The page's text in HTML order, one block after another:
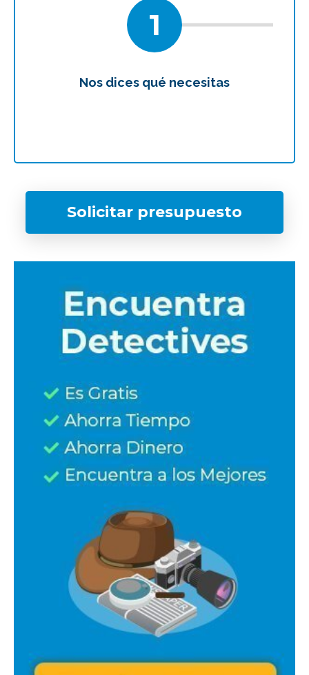
1
Nos dices qué necesitas
Solicitar presupuesto
¿Qué tipo de caso quieres investigar?